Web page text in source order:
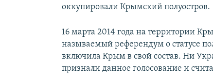
оккупировали Крымский полуостров.
16 марта 2014 года на территории
называемый референдум о статусе
включила Крым в свой состав. Ни
признали данное голосование и